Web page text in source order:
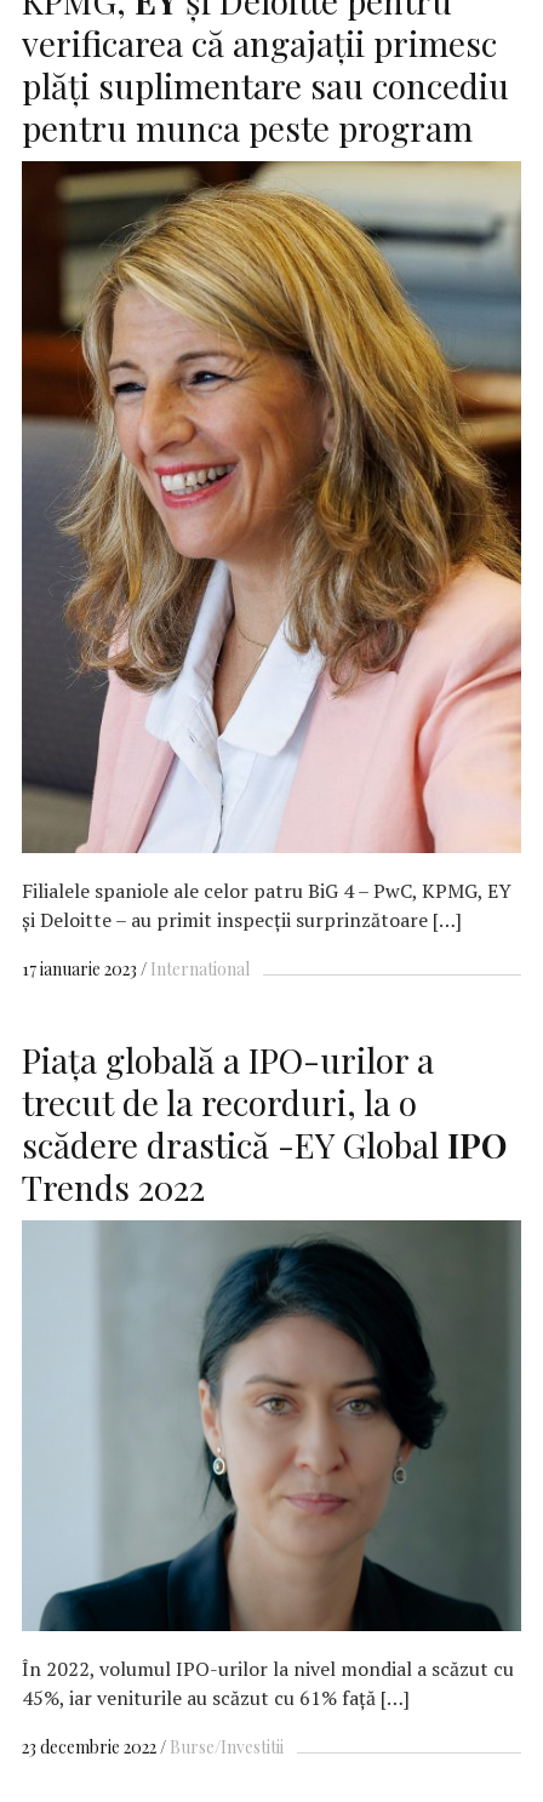
verificarea că angajații primesc
plăți suplimentare sau concediu
pentru munca peste program
Filialele spaniole ale celor patru BiG 4 – PwC, KPMG, EY
și Deloitte – au primit inspecții surprinzătoare […]
17 ianuarie 2023 International
Piața globală a IPO-urilor a
trecut de la recorduri, la o
scădere drastică -EY Global IPO
Trends 2022
În 2022, volumul IPO-urilor la nivel mondial a scăzut cu
45%, iar veniturile au scăzut cu 61% față […]
23 decembrie 2022 Burse/Investitii